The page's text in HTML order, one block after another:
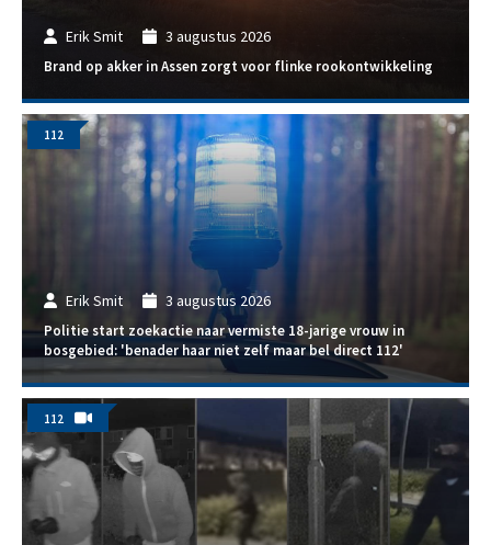
Erik Smit 3 augustus 2026
Brand op akker in Assen zorgt voor flinke rookontwikkeling
Erik Smit 3 augustus 2026
Politie start zoekactie naar vermiste 18-jarige vrouw in
bosgebied: 'benader haar niet zelf maar bel direct 112'
112
112